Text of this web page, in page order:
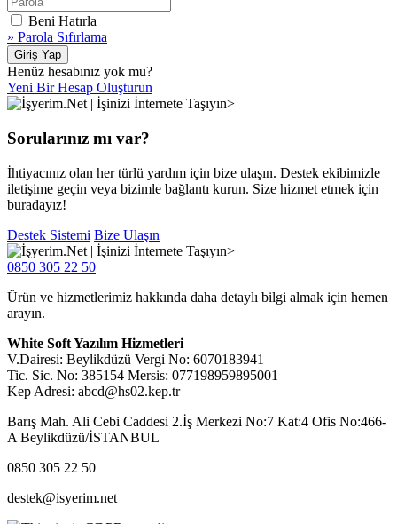
Beni Hatırla
» Parola Sıfırlama
Giriş Yap
Henüz hesabınız yok mu?
Yeni Bir Hesap Oluşturun
Sorularınız mı var?
İhtiyacınız olan her türlü yardım için bize ulaşın. Destek ekibimizle
iletişime geçin veya bizimle bağlantı kurun. Size hizmet etmek için
buradayız!
Destek Sistemi Bize Ulaşın
0850 305 22 50
Ürün ve hizmetlerimiz hakkında daha detaylı bilgi almak için hemen
arayın.
White Soft Yazılım Hizmetleri
V.Dairesi: Beylikdüzü Vergi No: 6070183941
Tic. Sic. No: 385154 Mersis: 077198959895001
Kep Adresi: abcd@hs02.kep.tr
Barış Mah. Ali Cebi Caddesi 2.İş Merkezi No:7 Kat:4 Ofis No:466-
A Beylikdüzü/İSTANBUL
0850 305 22 50
destek@isyerim.net